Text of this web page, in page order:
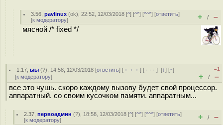
3.56 ,pavlinux (ok), 22:52, 12/03/2018 [^] [^^] [^^^] [ответить]
[к модератору] + / –
мясной /* fixed */
1.17 ,ыы (?), 14:58, 12/03/2018 [ответить] [ ﹢﹢﹢] [ · · ·][↓] [↑]
[к модератору]
–1
+ / –
все это чушь. скоро каждому вызову будет свой процессор.
аппаратный. со своим кусочком памяти. аппаратным...
2.37 ,первоадмин (?), 18:58, 12/03/2018 [^] [^^] [^^^] [ответить]
[к модератору] + / –